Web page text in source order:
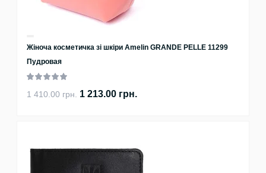
Жіноча косметичка зі шкіри Amelin GRANDE PELLE 11299
Пудровая
1 410.00 грн. 1 213.00 грн.